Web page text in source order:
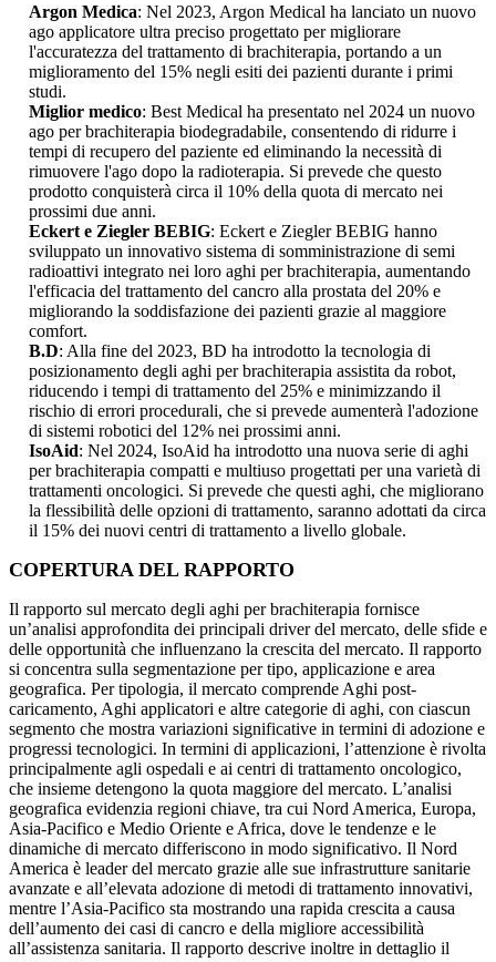
Argon Medica: Nel 2023, Argon Medical ha lanciato un nuovo
ago applicatore ultra preciso progettato per migliorare
l'accuratezza del trattamento di brachiterapia, portando a un
miglioramento del 15% negli esiti dei pazienti durante i primi
studi.
Miglior medico: Best Medical ha presentato nel 2024 un nuovo
ago per brachiterapia biodegradabile, consentendo di ridurre i
tempi di recupero del paziente ed eliminando la necessità di
rimuovere l'ago dopo la radioterapia. Si prevede che questo
prodotto conquisterà circa il 10% della quota di mercato nei
prossimi due anni.
Eckert e Ziegler BEBIG: Eckert e Ziegler BEBIG hanno
sviluppato un innovativo sistema di somministrazione di semi
radioattivi integrato nei loro aghi per brachiterapia, aumentando
l'efficacia del trattamento del cancro alla prostata del 20% e
migliorando la soddisfazione dei pazienti grazie al maggiore
comfort.
B.D: Alla fine del 2023, BD ha introdotto la tecnologia di
posizionamento degli aghi per brachiterapia assistita da robot,
riducendo i tempi di trattamento del 25% e minimizzando il
rischio di errori procedurali, che si prevede aumenterà l'adozione
di sistemi robotici del 12% nei prossimi anni.
IsoAid: Nel 2024, IsoAid ha introdotto una nuova serie di aghi
per brachiterapia compatti e multiuso progettati per una varietà di
trattamenti oncologici. Si prevede che questi aghi, che migliorano
la flessibilità delle opzioni di trattamento, saranno adottati da circa
il 15% dei nuovi centri di trattamento a livello globale.
COPERTURA DEL RAPPORTO
Il rapporto sul mercato degli aghi per brachiterapia fornisce
un’analisi approfondita dei principali driver del mercato, delle sfide e
delle opportunità che influenzano la crescita del mercato. Il rapporto
si concentra sulla segmentazione per tipo, applicazione e area
geografica. Per tipologia, il mercato comprende Aghi post-
caricamento, Aghi applicatori e altre categorie di aghi, con ciascun
segmento che mostra variazioni significative in termini di adozione e
progressi tecnologici. In termini di applicazioni, l’attenzione è rivolta
principalmente agli ospedali e ai centri di trattamento oncologico,
che insieme detengono la quota maggiore del mercato. L’analisi
geografica evidenzia regioni chiave, tra cui Nord America, Europa,
Asia-Pacifico e Medio Oriente e Africa, dove le tendenze e le
dinamiche di mercato differiscono in modo significativo. Il Nord
America è leader del mercato grazie alle sue infrastrutture sanitarie
avanzate e all’elevata adozione di metodi di trattamento innovativi,
mentre l’Asia-Pacifico sta mostrando una rapida crescita a causa
dell’aumento dei casi di cancro e della migliore accessibilità
all’assistenza sanitaria. Il rapporto descrive inoltre in dettaglio il